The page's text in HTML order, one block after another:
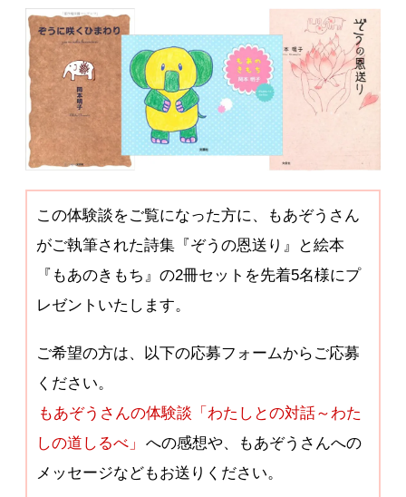
この体験談をご覧になった方に、もあぞうさん
がご執筆された詩集『ぞうの恩送り』と絵本
『もあのきもち』の2冊セットを先着5名様にプ
レゼントいたします。
ご希望の方は、以下の応募フォームからご応募
ください。
もあぞうさんの体験談「わたしとの対話～わた
しの道しるべ」
への感想や、もあぞうさんへの
メッセージなどもお送りください。